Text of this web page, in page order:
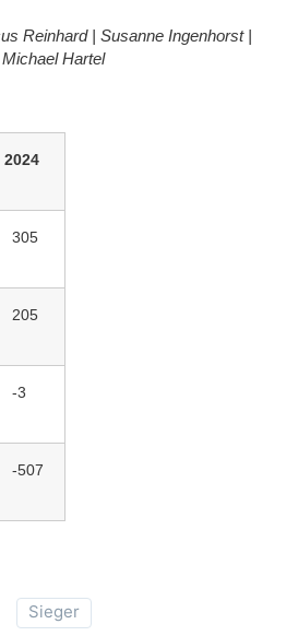
Reinhard | Susanne Ingenhorst |
Michael Hartel
305
205
-3
-507
Sieger